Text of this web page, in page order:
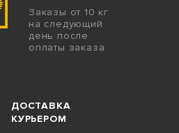
Заказы от 10 кг
на следующий
день после
оплаты заказа.
ДОСТАВКА
КУРЬЕРОМ